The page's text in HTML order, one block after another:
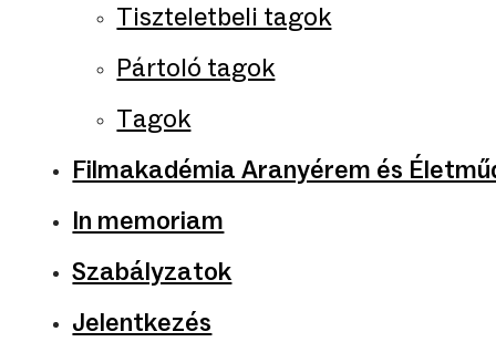
Tiszteletbeli tagok
Pártoló tagok
Tagok
Filmakadémia Aranyérem és
In memoriam
Szabályzatok
Jelentkezés